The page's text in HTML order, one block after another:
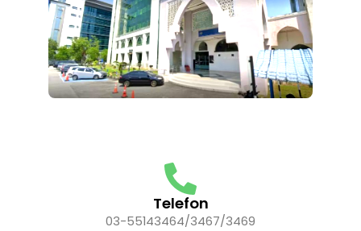
Telefon
03-55143464/3467/3469